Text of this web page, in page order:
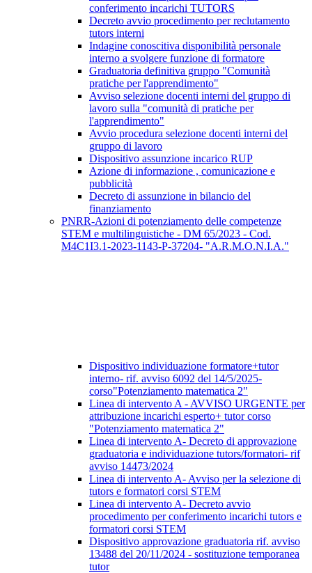
conferimento incarichi TUTORS
Decreto avvio procedimento per reclutamento
tutors interni
Indagine conoscitiva disponibilità personale
interno a svolgere funzione di formatore
Graduatoria definitiva gruppo "Comunità
pratiche per l'apprendimento"
Avviso selezione docenti interni del gruppo di
lavoro sulla "comunità di pratiche per
l'apprendimento"
Avvio procedura selezione docenti interni del
gruppo di lavoro
Dispositivo assunzione incarico RUP
Azione di informazione , comunicazione e
pubblicità
Decreto di assunzione in bilancio del
finanziamento
PNRR-Azioni di potenziamento delle competenze
STEM e multilinguistiche - DM 65/2023 - Cod.
M4C1I3.1-2023-1143-P-37204- "A.R.M.O.N.I.A."
Dispositivo individuazione formatore+tutor
interno- rif. avviso 6092 del 14/5/2025-
corso"Potenziamento matematica 2"
Linea di intervento A - AVVISO URGENTE per
attribuzione incarichi esperto+ tutor corso
"Potenziamento matematica 2"
Linea di intervento A- Decreto di approvazione
graduatoria e individuazione tutors/formatori- rif
avviso 14473/2024
Linea di intervento A- Avviso per la selezione di
tutors e formatori corsi STEM
Linea di intervento A- Decreto avvio
procedimento per conferimento incarichi tutors e
formatori corsi STEM
Dispositivo approvazione graduatoria rif. avviso
13488 del 20/11/2024 - sostituzione temporanea
tutor